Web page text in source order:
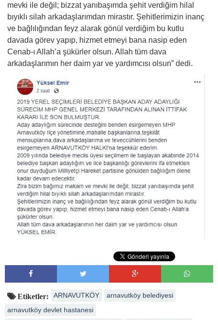
mevki ile değil; bizzat yanıbaşımda şehit verdiğim hilal
bıyıklı silah arkadaşlarımdan mirastır. Şehitlerimizin inanç
ve bağlılığından feyz alarak gönül verdiğim bu kutlu
davada görev yapıp, hizmet etmeyi bana nasip eden
Cenab-ı Allah’a şükürler olsun. Allah tüm dava
arkadaşlarımın her daim yar ve yardımcısı olsun” dedi.
Etiketler: ARNAVUTKÖY
arnavutköy belediyesi
arnavutköy devlet hastanesi